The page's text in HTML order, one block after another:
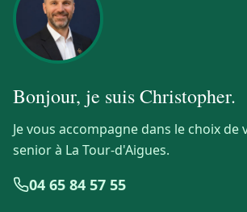
Bonjour, je suisChristopher.
Je vous accompagne dans le choix
senior à La Tour-d'Aigues.
04 65 84 57 55